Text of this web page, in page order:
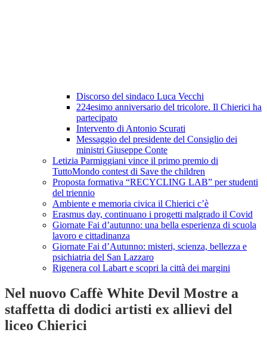
Discorso del sindaco Luca Vecchi
224esimo anniversario del tricolore. Il Chierici ha
partecipato
Intervento di Antonio Scurati
Messaggio del presidente del Consiglio dei
ministri Giuseppe Conte
Letizia Parmiggiani vince il primo premio di
TuttoMondo contest di Save the children
Proposta formativa “RECYCLING LAB” per studenti
del triennio
Ambiente e memoria civica il Chierici c’è
Erasmus day, continuano i progetti malgrado il Covid
Giornate Fai d’autunno: una bella esperienza di scuola
lavoro e cittadinanza
Giornate Fai d’Autunno: misteri, scienza, bellezza e
psichiatria del San Lazzaro
Rigenera col Labart e scopri la città dei margini
Nel nuovo Caffè White Devil Mostre a
staffetta di dodici artisti ex allievi del
liceo Chierici